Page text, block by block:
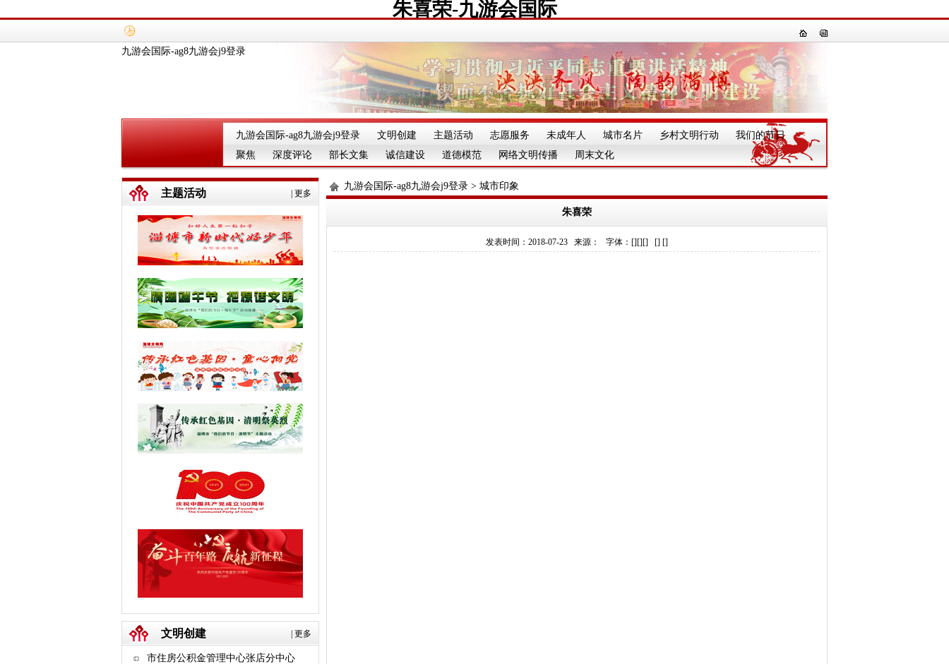
朱喜荣-九游会国际
九游会国际-ag8九游会j9登录
九游会国际-ag8九游会j9登录 文明创建 主题活动 志愿服务 未成年人 城市名片 乡村文明行动 我们的节日 一
聚焦
深度评论 部长文集 诚信建设 道德模范 网络文明传播 周末文化
更多
主题活动
更多
文明创建
市住房公积金管理中心张店分中心
九游会国际-ag8九游会j9登录 > 城市印象
朱喜荣
发表时间：2018-07-23 来源： 字体：[][][] [] []